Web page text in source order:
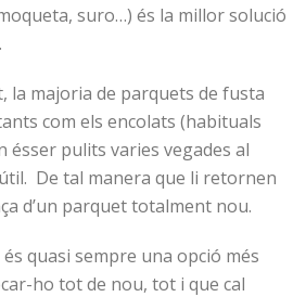
suro…) és la millor solució
la majoria de parquets de fusta
com els encolats (habituals
ésser pulits varies vegades al
De tal manera que li retornen
d’un parquet totalment nou.
quasi sempre una opció més
ho tot de nou, tot i que cal